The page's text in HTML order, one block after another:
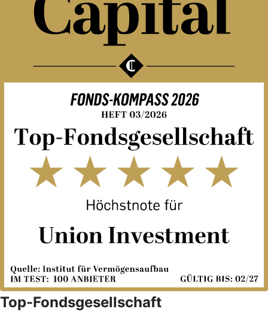
Top-Fondsgesellschaft